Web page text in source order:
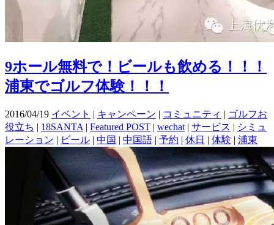
9ホール無料で！ビールも飲める！！！
浦東でゴルフ体験！！！
2016/04/19 イベント | キャンペーン | コミュニティ | ゴルフお
役立ち | 18SANTA | Featured POST | wechat | サービス | シミュ
レーション | ビール | 中国 | 中国語 | 予約 | 休日 | 体験 | 浦東